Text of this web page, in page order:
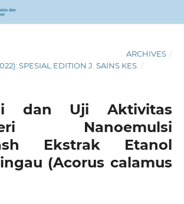
ARCHIVES /
SPESIAL EDITION J. SAINS KES. /
dan Uji Aktivitas
Nanoemulsi
Ekstrak Etanol
(Acorus calamus